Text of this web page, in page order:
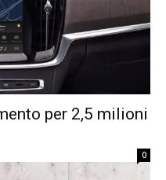
per 2,5 milioni
0